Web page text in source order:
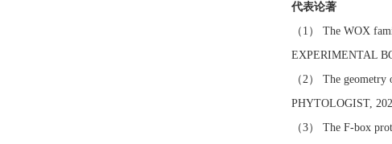
代表论著
（1） The WOX
EXPERIMENTAL
（2） The
PHYTOLOGIST,
（3） The F-box